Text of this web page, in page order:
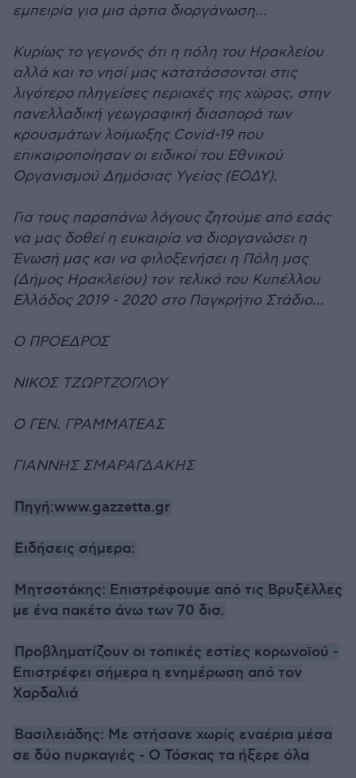
εμπειρία για μια άρτια διοργάνωση...
Κυρίως το γεγονός ότι η πόλη του Ηρακλείου
αλλά και το νησί μας κατατάσσονται στις
λιγότερο πληγείσες περιοχές της χώρας, στην
πανελλαδική γεωγραφική διασπορά των
κρουσμάτων λοίμωξης Covid-19 που
επικαιροποίησαν οι ειδικοί του Εθνικού
Οργανισμού Δημόσιας Υγείας (ΕΟΔΥ).
Για τους παραπάνω λόγους ζητούμε από εσάς
να μας δοθεί η ευκαιρία να διοργανώσει η
Ένωσή μας και να φιλοξενήσει η Πόλη μας
(Δήμος Ηρακλείου) τον τελικό του Κυπέλλου
Ελλάδος 2019 - 2020 στο Παγκρήτιο Στάδιο...
Ο ΠΡΟΕΔΡΟΣ
ΝΙΚΟΣ ΤΖΩΡΤΖΟΓΛΟΥ
Ο ΓΕΝ. ΓΡΑΜΜΑΤΕΑΣ
ΓΙΑΝΝΗΣ ΣΜΑΡΑΓΔΑΚΗΣ
Πηγή:www.gazzetta.gr
Ειδήσεις σήμερα:
Μητσοτάκης: Επιστρέφουμε από τις Βρυξέλλες
με ένα πακέτο άνω των 70 δισ.
Προβληματίζουν οι τοπικές εστίες κορωνοϊού -
Επιστρέφει σήμερα η ενημέρωση από τον
Χαρδαλιά
Βασιλειάδης: Με στήσανε χωρίς εναέρια μέσα
σε δύο πυρκαγιές - Ο Τόσκας τα ήξερε όλα